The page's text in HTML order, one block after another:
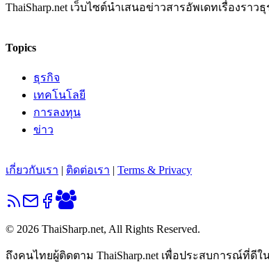
ThaiSharp.net เว็บไซต์นำเสนอข่าวสารอัพเดทเรื่อง
Topics
ธุรกิจ
เทคโนโลยี
การลงทุน
ข่าว
เกี่ยวกับเรา | ติดต่อเรา | Terms & Privacy
© 2026 ThaiSharp.net, All Rights Reserved.
ถึงคนไทยผู้ติดตาม ThaiSharp.net เพื่อประสบการณ์ที่